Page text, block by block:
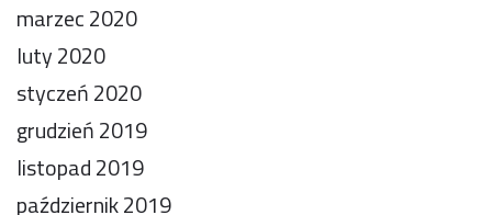
marzec 2020
luty 2020
styczeń 2020
grudzień 2019
listopad 2019
październik 2019